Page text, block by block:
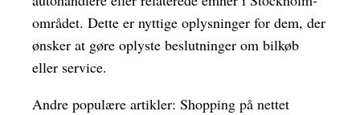
området. Dette er nyttige oplysninger for dem, der
ønsker at gøre oplyste beslutninger om bilkøb
eller service.
Andre populære artikler: Shopping på nettet